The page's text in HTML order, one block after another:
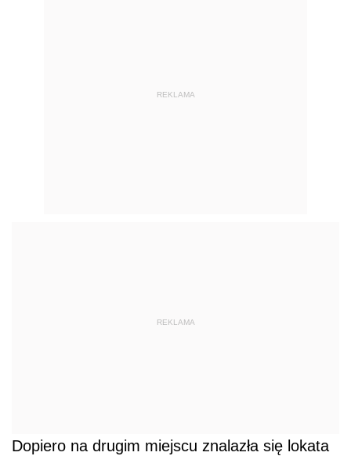
REKLAMA
REKLAMA
Dopiero na drugim miejscu znalazła się lokata